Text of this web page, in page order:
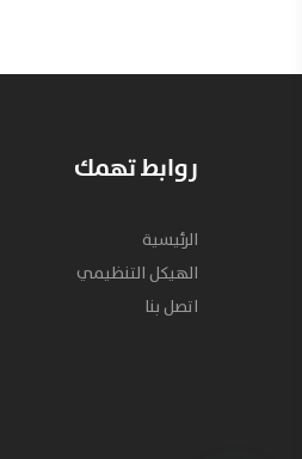
روابط تهمك
الرئيسية
الهيكل التنظيمي
اتصل بنا